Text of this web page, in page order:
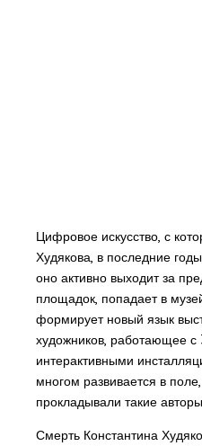
Цифровое искусство, с
Худякова, в последние
оно активно выходит за
площадок, попадает в
формирует новый язык
художников, работающее с
интерактивными
многом развивается в
прокладывали такие
Смерть Константина